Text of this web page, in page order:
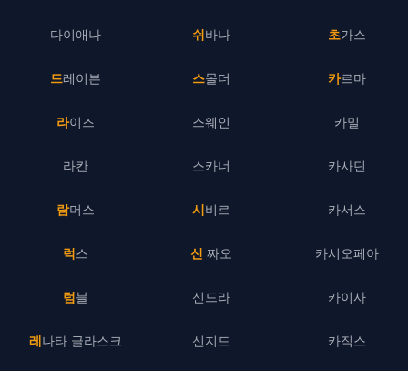
다이애나
드레이븐
라이즈
라칸
람머스
럭스
럼블
레나타 글라스크
쉬바나
스몰더
스웨인
스카너
시비르
신 짜오
신드라
신지드
초가스
카르마
카밀
카사딘
카서스
카시오페아
카이사
카직스